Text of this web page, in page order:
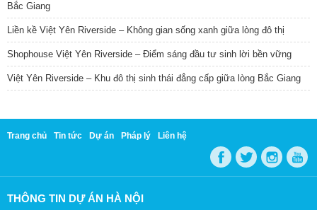
Bắc Giang
Liền kề Việt Yên Riverside – Không gian sống xanh giữa lòng đô thị
Shophouse Việt Yên Riverside – Điểm sáng đầu tư sinh lời bền vững
Việt Yên Riverside – Khu đô thị sinh thái đẳng cấp giữa lòng Bắc Giang
Trang chủ Tin tức Dự án Pháp lý Liên hệ
THÔNG TIN DỰ ÁN HÀ NỘI